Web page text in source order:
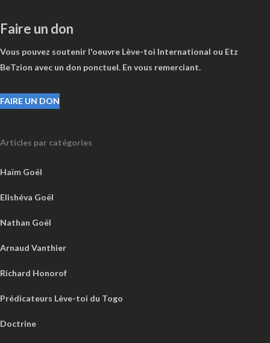
Faire un don
Vous pouvez soutenir l'oeuvre Lève-toi International ou Etz
BeTzion avec un don ponctuel. En vous remerciant.
FAIRE UN DON
Articles par catégories
Haïm Goël
Elishéva Goël
Nathan Goël
Arnaud Vanthier
Richard Honorof
Prédicateurs Lève-toi du Togo
Doctrine